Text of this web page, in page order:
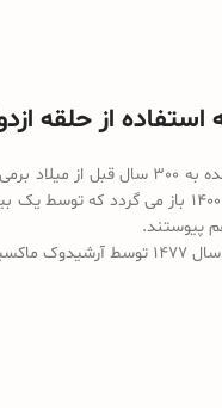
استفاده از حلقه
پیوستند.
اهدا شد.